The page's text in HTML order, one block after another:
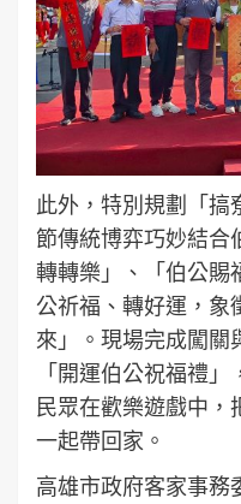
此外，特別規劃「搞
節傳統博弈巧妙結合
轉轉樂」、「伯公賜
公祈福、轉好運，象
來」。現場完成闖關
「開運伯公祝福禮
民眾在歡樂遊戲中，
一起帶回家。
高雄市政府客家事務